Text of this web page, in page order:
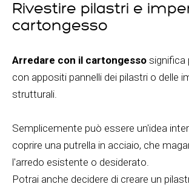
Rivestire pilastri e
cartongesso
Arredare con il cartongesso significa
con appositi pannelli dei pilastri o delle
strutturali.
Semplicemente può essere un'idea
coprire una putrella in acciaio, che
l'arredo esistente o desiderato.
Potrai anche decidere di creare un